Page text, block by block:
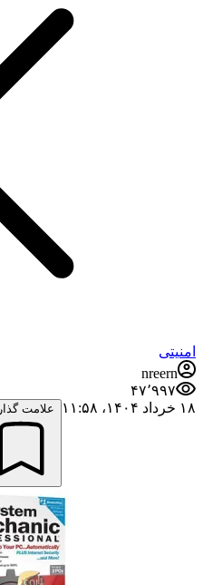
nreern
۴۷٬۹۹۷
۱۴۰۴،‏ ۱۱:۵۸
علامت گذاری